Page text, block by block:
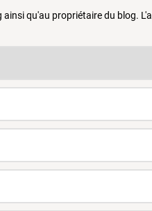
qu'au propriétaire du blog.